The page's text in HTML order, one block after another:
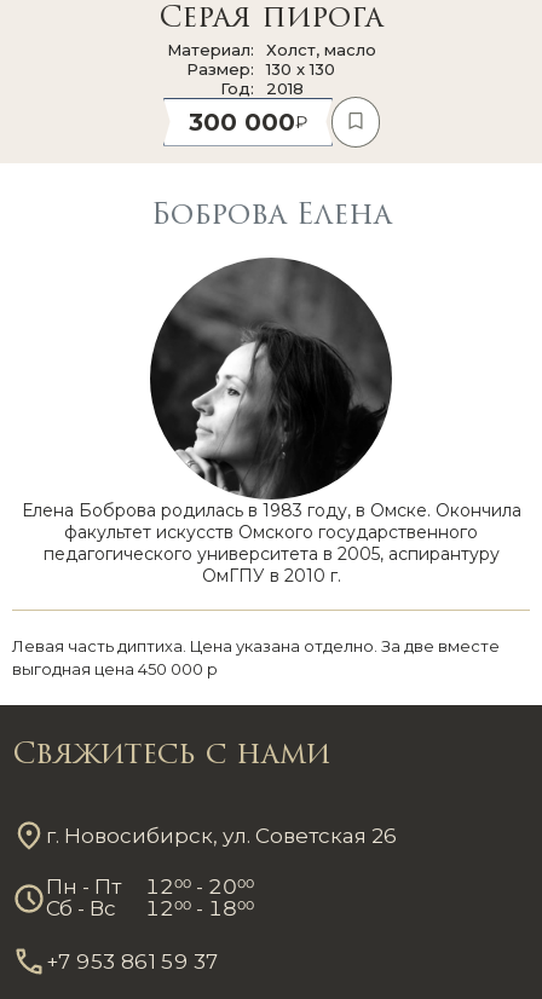
Серая пирога
Материал
Холст, масло
Размер
130 x 130
Год
2018
300 000
Боброва Елена
Елена Боброва родилась в 1983 году, в Омске. Окончила
факультет искусств Омского государственного
педагогического университета в 2005, аспирантуру
ОмГПУ в 2010 г.
Левая часть диптиха. Цена указана отделно. За две вместе
выгодная цена 450 000 р
Свяжитесь с нами
г. Новосибирск, ул. Советская 26
Пн - Пт 1200 - 2000
Сб - Вс
1200 - 1800
+7 953 861 59 37